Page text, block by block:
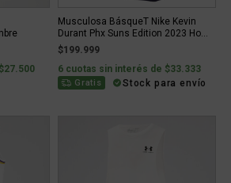
Musculosa BásqueT Nike Kevin
Durant Phx Suns Edition 2023 Ho...
$199.999
6 cuotas sin interés de $33.333
Gratis Stock para envío